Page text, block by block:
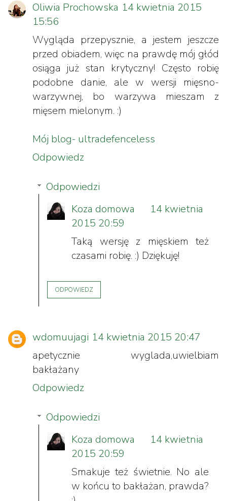
Oliwia Prochowska 14 kwietnia 2015
15:56
Wygląda przepysznie, a jestem jeszcze
przed obiadem, więc na prawdę mój głód
osiąga już stan krytyczny! Często robię
podobne danie, ale w wersji mięsno-
warzywnej, bo warzywa mieszam z
mięsem mielonym. :)
Mój blog- ultradefenceless
Odpowiedz
Odpowiedzi
Koza domowa
14 kwietnia
2015 20:59
Taką wersję z mięskiem też
czasami robię. :) Dziękuję!
ODPOWIEDZ
wdomuujagi 14 kwietnia 2015 20:47
apetycznie wyglada,uwielbiam
bakłażany
Odpowiedz
Odpowiedzi
Koza domowa
14 kwietnia
2015 20:59
Smakuje też świetnie. No ale
w końcu to bakłażan, prawda?